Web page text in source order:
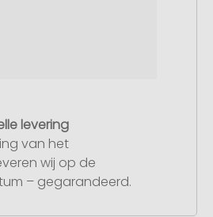
levering
van het
wij op de
– gegarandeerd.